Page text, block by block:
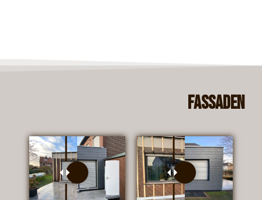
Fassaden